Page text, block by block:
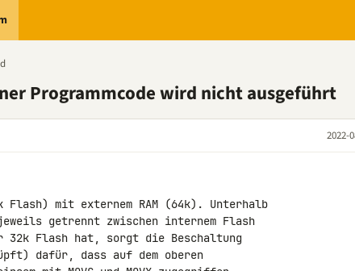
Programmcode wird nicht ausgeführt
2022-
Flash) mit externem RAM (64k). Unterhalb
getrennt zwischen internem Flash
32k Flash hat, sorgt die Beschaltung
dafür, dass auf dem oberen